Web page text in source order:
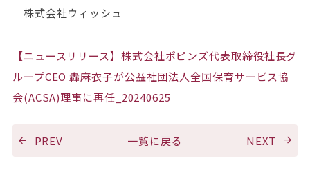
株式会社ウィッシュ
【ニュースリリース】株式会社ポピンズ代表取締役社長グ
ループCEO 轟麻衣子が公益社団法人全国保育サービス協
会(ACSA)理事に再任_20240625
PREV 一覧に戻る NEXT